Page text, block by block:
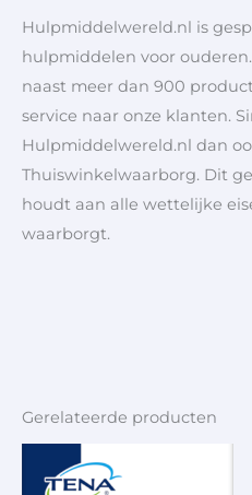
Hulpmiddelwereld.nl is
hulpmiddelen voor
naast meer dan 900
service naar onze klanten.
Hulpmiddelwereld.nl dan
Thuiswinkelwaarborg. Dit
houdt aan alle wettelijke
waarborgt.
Gerelateerde producten